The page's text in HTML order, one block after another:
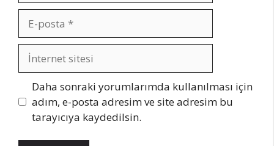
posta
İnternet
sitesi
Daha sonraki yorumlarımda kullanılması için
adım, e-posta adresim ve site adresim bu
tarayıcıya kaydedilsin.